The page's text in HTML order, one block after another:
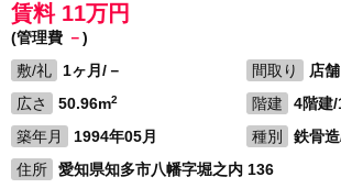
賃料 11万円
(管理費 －)
敷/礼
1ヶ月/－ 間取り
店
広さ
50.96m2 階建
4階建/
築年月
1994年05月 種別
鉄骨
住所
愛知県知多市八幡字堀之内 136